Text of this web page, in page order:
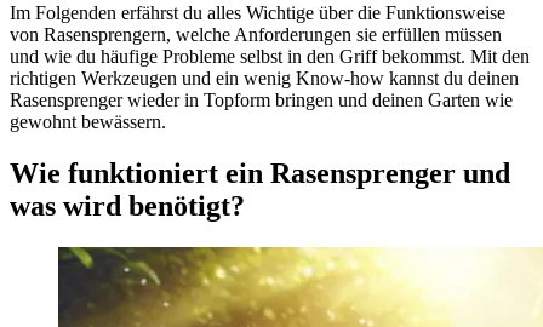
Im Folgenden erfährst du alles Wichtige über die Funktionsweise
von Rasensprengern, welche Anforderungen sie erfüllen müssen
und wie du häufige Probleme selbst in den Griff bekommst. Mit den
richtigen Werkzeugen und ein wenig Know-how kannst du deinen
Rasensprenger wieder in Topform bringen und deinen Garten wie
gewohnt bewässern.
Wie funktioniert ein Rasensprenger und
was wird benötigt?